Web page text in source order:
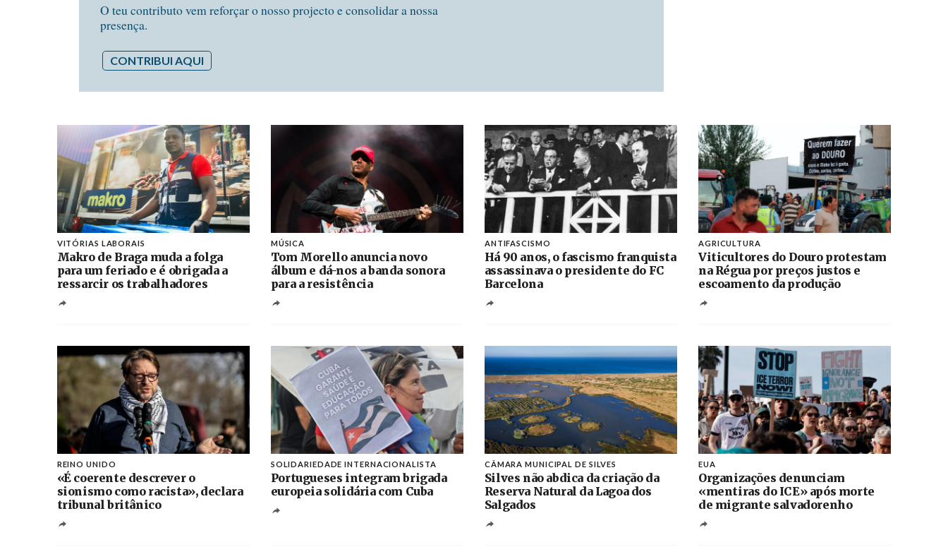
O teu contributo vem reforçar o nosso projecto e consolidar a nossa
presença.
CONTRIBUI AQUI
VITÓRIAS LABORAIS
Makro de Braga muda a folga
para um feriado e é obrigada a
ressarcir os trabalhadores
MÚSICA
Tom Morello anuncia novo
álbum e dá-nos a banda sonora
para a resistência
ANTIFASCISMO
Há 90 anos, o fascismo franquista
assassinava o presidente do FC
Barcelona
AGRICULTURA
Viticultores do Douro protestam
na Régua por preços justos e
escoamento da produção
REINO UNIDO
«É coerente descrever o
sionismo como racista», declara
tribunal britânico
SOLIDARIEDADE INTERNACIONALISTA
Portugueses integram brigada
europeia solidária com Cuba
CÂMARA MUNICIPAL DE SILVES
Silves não abdica da criação da
Reserva Natural da Lagoa dos
Salgados
EUA
Organizações denunciam
«mentiras do ICE» após morte
de migrante salvadorenho